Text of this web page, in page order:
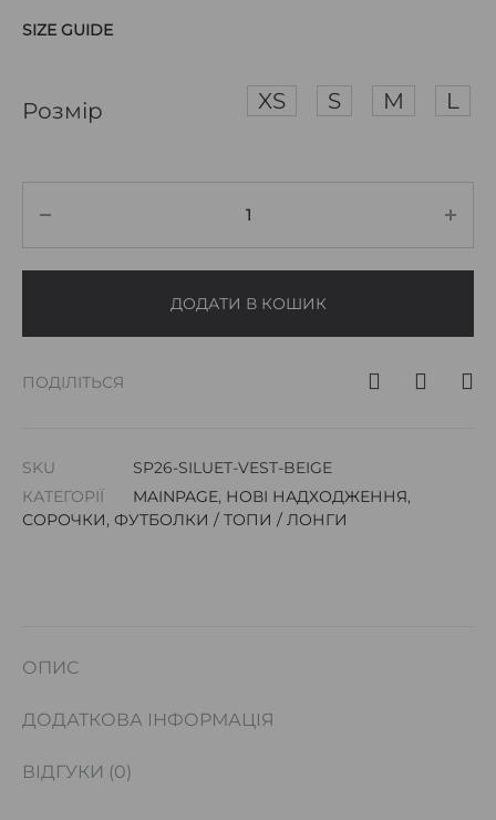
SIZE GUIDE
Розмір XS S M L
ДОДАТИ В КОШИК
ПОДІЛІТЬСЯ
SKU
SP26-SILUET-VEST-BEIGE
КАТЕГОРІЇ
MAINPAGE, НОВІ НАДХОДЖЕННЯ,
СОРОЧКИ, ФУТБОЛКИ / ТОПИ / ЛОНГИ
ОПИС
ДОДАТКОВА ІНФОРМАЦІЯ
ВІДГУКИ (0)